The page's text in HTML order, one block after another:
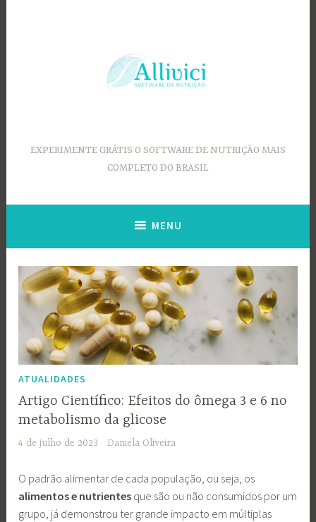
EXPERIMENTE GRÁTIS O SOFTWARE DE NUTRIÇÃO MAIS
COMPLETO DO BRASIL
MENU
ATUALIDADES
Artigo Científico: Efeitos do ômega 3 e 6 no
metabolismo da glicose
4 de julho de 2023 Daniela Oliveira
O padrão alimentar de cada população, ou seja, os
alimentos e nutrientes que são ou não consumidos por um
grupo, já demonstrou ter grande impacto em múltiplas